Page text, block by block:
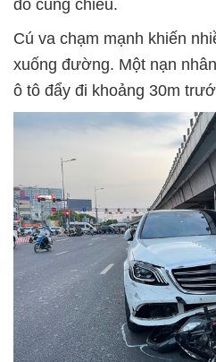
đỏ cùng chiều.
Cú va chạm mạnh khiến
xuống đường. Một nạn
ô tô đẩy đi khoảng 30m